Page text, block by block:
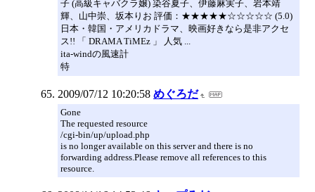
子 (高級キャバクラ嬢) 染谷夏子、伊藤麻実子、岩本靖
輝、山中崇、坂本りお 評価：★★★★★☆☆☆☆☆ (5.0)
日本・韓国・アメリカドラマ、映画好きなら是非アクセ
ス!! 「 DRAMA TiMEz 」 人気 ...
ita-windの風速計
特
2009/07/12 10:20:58 めぐろだ
Gone
The requested resource
/cgi-bin/up/upload.php
is no longer available on this server and there is no
forwarding address.Please remove all references to this
resource.